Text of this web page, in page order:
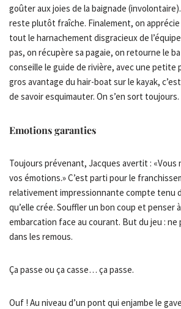
goûter aux joies de la baignade (involontaire).
reste plutôt fraîche. Finalement, on apprécie
tout le harnachement disgracieux de
pas, on récupère sa pagaie, on retourne le
conseille le guide de rivière, avec une petite
gros avantage du hair-boat sur le kayak, c’est
de savoir esquimauter. On s’en sort toujours.
Emotions garanties
Toujours prévenant, Jacques avertit : «Vous
vos émotions.» C’est parti pour le
relativement impressionnante compte tenu
qu’elle crée. Souffler un bon coup et penser
embarcation face au courant. But du jeu :
dans les remous.
Ça passe ou ça casse… ça passe.
Ouf ! Au niveau d’un pont qui enjambe le